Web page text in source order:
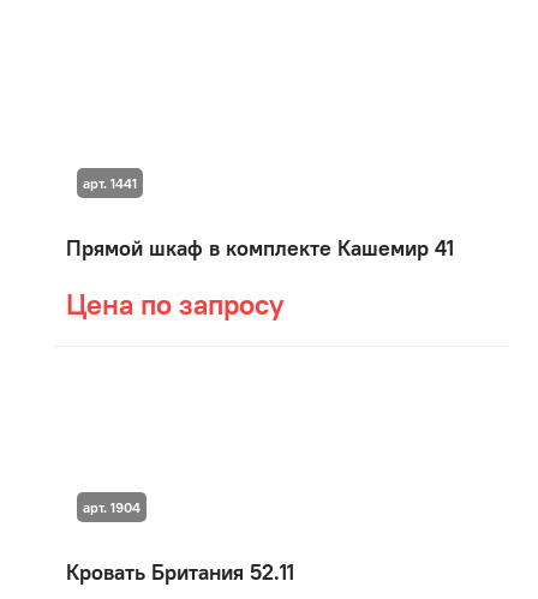
Прямой шкаф в комплекте Кашемир 41
Цена по запросу
арт. 1441
Кровать Британия 52.11
арт. 1904